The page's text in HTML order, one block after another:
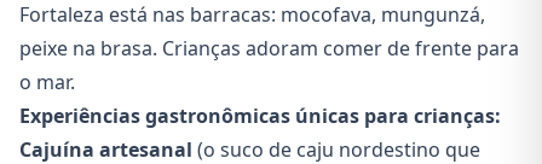
Fortaleza está nas barracas: mocofava, mungunzá,
peixe na brasa. Crianças adoram comer de frente para
o mar.
Experiências gastronômicas únicas para crianças:
Cajuína artesanal (o suco de caju nordestino que